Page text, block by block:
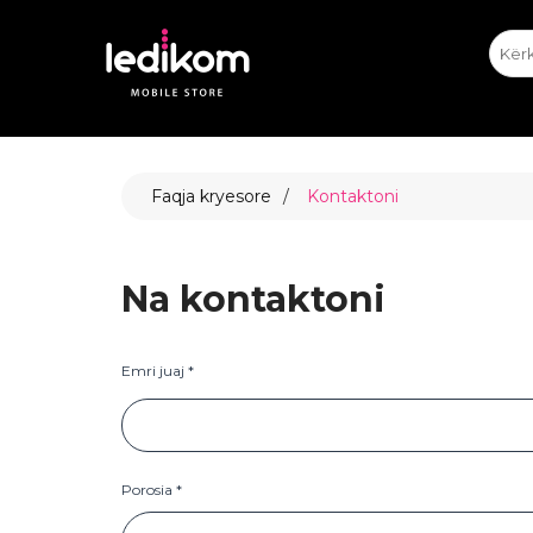
Faqja kryesore Kontaktoni
Na kontaktoni
Emri juaj *
Porosia *